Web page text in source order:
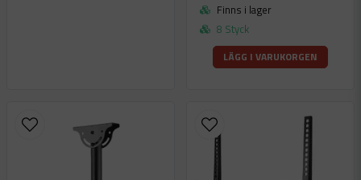
Finns i lager
8 Styck
LÄGG I VARUKORGEN